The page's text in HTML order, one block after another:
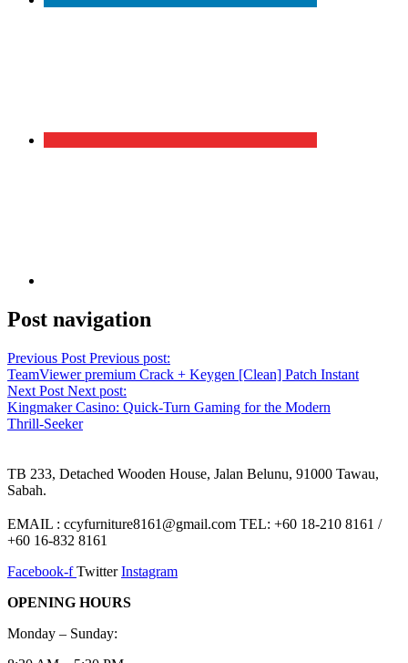
Post navigation
Previous Post Previous post:
TeamViewer premium Crack + Keygen [Clean] Patch Instant
Next Post Next post:
Kingmaker Casino: Quick‑Turn Gaming for the Modern
Thrill‑Seeker
TB 233, Detached Wooden House, Jalan Belunu, 91000 Tawau,
Sabah.
EMAIL : ccyfurniture8161@gmail.com TEL: +60 18-210 8161 /
+60 16-832 8161
Facebook-f Twitter Instagram
OPENING HOURS
Monday – Sunday: